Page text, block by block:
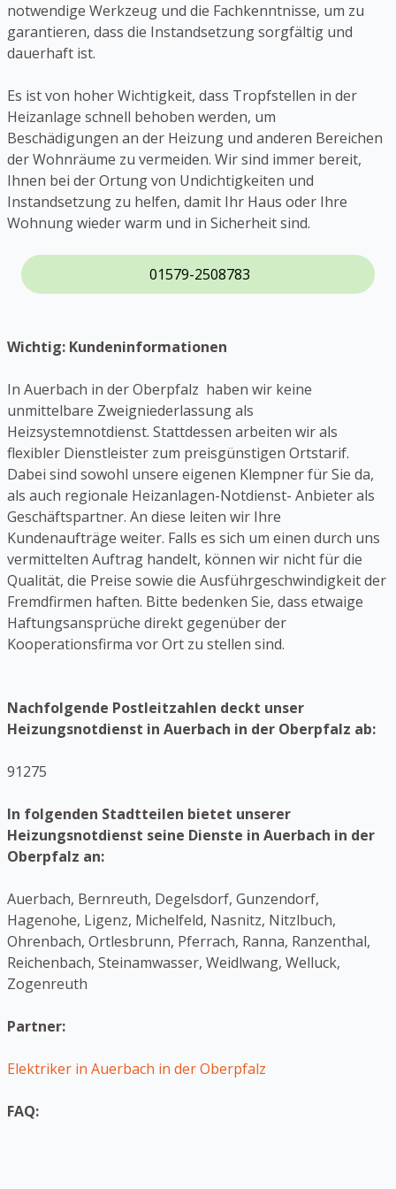
notwendige Werkzeug und die Fachkenntnisse, um zu
garantieren, dass die Instandsetzung sorgfältig und
dauerhaft ist.
Es ist von hoher Wichtigkeit, dass Tropfstellen in der
Heizanlage schnell behoben werden, um
Beschädigungen an der Heizung und anderen Bereichen
der Wohnräume zu vermeiden. Wir sind immer bereit,
Ihnen bei der Ortung von Undichtigkeiten und
Instandsetzung zu helfen, damit Ihr Haus oder Ihre
Wohnung wieder warm und in Sicherheit sind.
01579-2508783
Wichtig: Kundeninformationen
In Auerbach in der Oberpfalz haben wir keine
unmittelbare Zweigniederlassung als
Heizsystemnotdienst. Stattdessen arbeiten wir als
flexibler Dienstleister zum preisgünstigen Ortstarif.
Dabei sind sowohl unsere eigenen Klempner für Sie da,
als auch regionale Heizanlagen-Notdienst- Anbieter als
Geschäftspartner. An diese leiten wir Ihre
Kundenaufträge weiter. Falls es sich um einen durch uns
vermittelten Auftrag handelt, können wir nicht für die
Qualität, die Preise sowie die Ausführgeschwindigkeit der
Fremdfirmen haften. Bitte bedenken Sie, dass etwaige
Haftungsansprüche direkt gegenüber der
Kooperationsfirma vor Ort zu stellen sind.
Nachfolgende Postleitzahlen deckt unser
Heizungsnotdienst in Auerbach in der Oberpfalz ab:
91275
In folgenden Stadtteilen bietet unserer
Heizungsnotdienst seine Dienste in Auerbach in der
Oberpfalz an:
Auerbach, Bernreuth, Degelsdorf, Gunzendorf,
Hagenohe, Ligenz, Michelfeld, Nasnitz, Nitzlbuch,
Ohrenbach, Ortlesbrunn, Pferrach, Ranna, Ranzenthal,
Reichenbach, Steinamwasser, Weidlwang, Welluck,
Zogenreuth
Partner:
Elektriker in Auerbach in der Oberpfalz
FAQ: